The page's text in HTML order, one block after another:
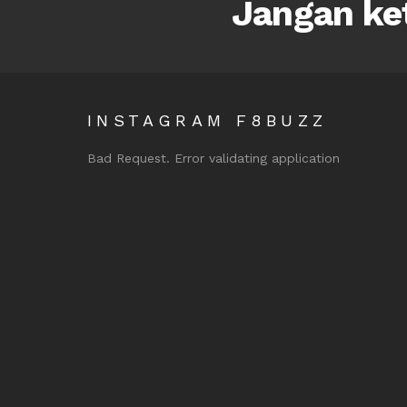
Jangan
INSTAGRAM F8BUZZ
Bad Request. Error validating application